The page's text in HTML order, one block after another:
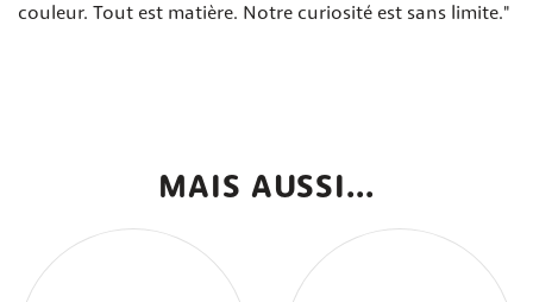
couleur. Tout est matière. Notre curiosité est sans limite."
MAIS AUSSI...